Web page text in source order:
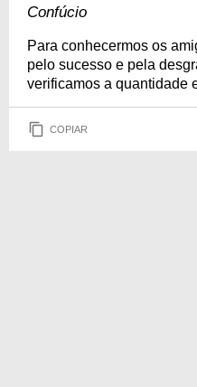
Confúcio
Para conhecermos os
pelo sucesso e pela
verificamos a quantidade
COPIAR